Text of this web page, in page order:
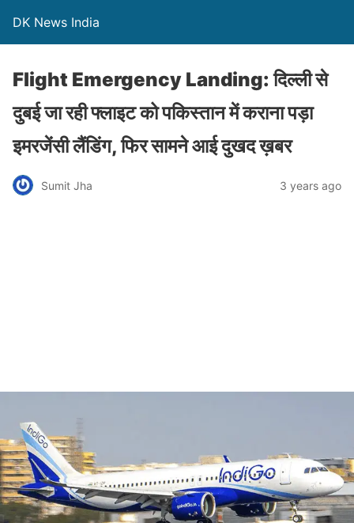
DK News India
Flight Emergency Landing: दिल्ली से
दुबई जा रही फ्लाइट को पकिस्तान में कराना पड़ा
इमरजेंसी लैंडिंग, फिर सामने आई दुखद ख़बर
Sumit Jha 3 years ago